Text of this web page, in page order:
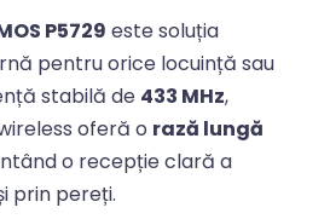
P5729 este soluția
pentru orice locuință sau
stabilă de 433 MHz,
oferă o rază lungă
o recepție clară a
prin pereți.